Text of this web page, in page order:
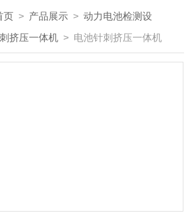
页 > 产品展示 >动力电池检测设
挤压一体机 > 电池针刺挤压一体机